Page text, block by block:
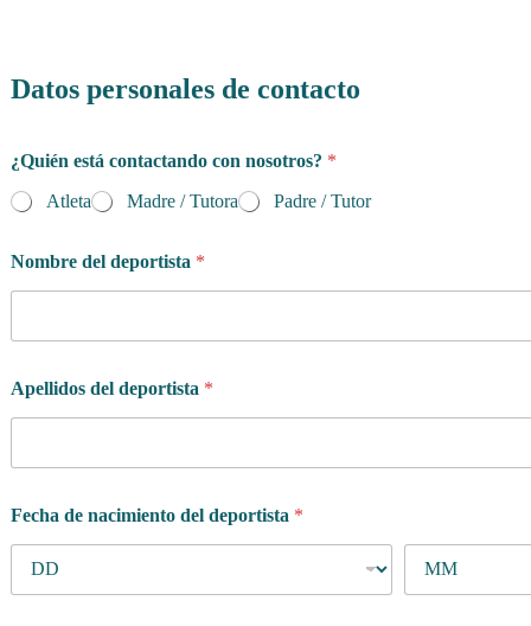
Datos personales de contacto
¿Quién está contactando con nosotros? *
Atleta
Madre / Tutora Padre / Tutor
Nombre del deportista *
Apellidos del deportista *
Fecha de nacimiento del deportista *